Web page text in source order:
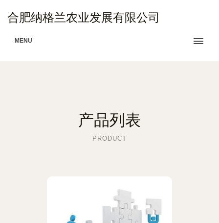
合肥纳格兰农业发展有限公司
MENU
产品列表
PRODUCT